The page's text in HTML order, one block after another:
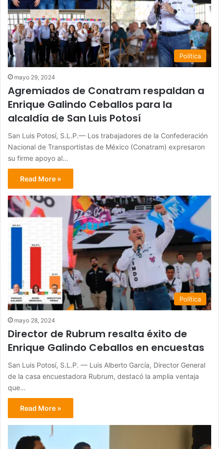
Política
mayo 29, 2024
Agremiados de Conatram respaldan a
Enrique Galindo Ceballos para la
alcaldía de San Luis Potosí
San Luis Potosí, S.L.P.— Los trabajadores de la Confederación
Nacional de Transportistas de México (Conatram) expresaron
su firme apoyo al…
Read More »
Política
mayo 28, 2024
Director de Rubrum resalta éxito de
Enrique Galindo Ceballos en encuestas
San Luis Potosí, S.L.P. — Luis Alberto García, Director General
de la casa encuestadora Rubrum, destacó la amplia ventaja
que…
Read More »